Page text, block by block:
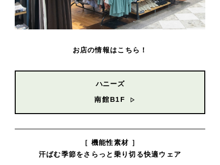
お店の情報はこちら！
ハニーズ
南館B1F
［ 機能性素材 ］
汗ばむ季節をさらっと乗り切る快適ウェア